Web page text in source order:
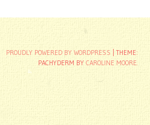
PROUDLY POWERED BY WORDPRESS
THEME:
PACHYDERM BY CAROLINE MOORE